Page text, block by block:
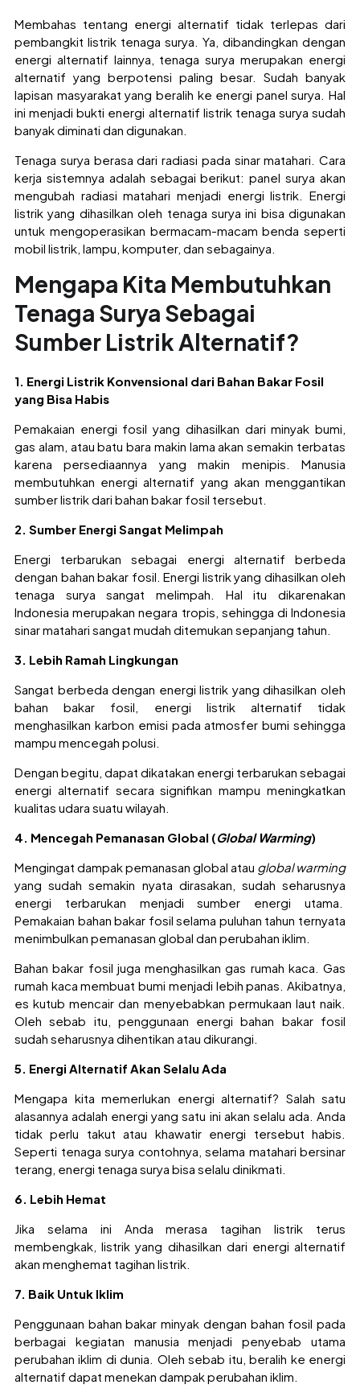
Membahas tentang energi alternatif tidak terlepas dari
pembangkit listrik tenaga surya. Ya, dibandingkan dengan
energi alternatif lainnya, tenaga surya merupakan energi
alternatif yang berpotensi paling besar. Sudah banyak
lapisan masyarakat yang beralih ke energi panel surya. Hal
ini menjadi bukti energi alternatif listrik tenaga surya sudah
banyak diminati dan digunakan.
Tenaga surya berasa dari radiasi pada sinar matahari. Cara
kerja sistemnya adalah sebagai berikut: panel surya akan
mengubah radiasi matahari menjadi energi listrik. Energi
listrik yang dihasilkan oleh tenaga surya ini bisa digunakan
untuk mengoperasikan bermacam-macam benda seperti
mobil listrik, lampu, komputer, dan sebagainya.
Mengapa Kita Membutuhkan
Tenaga Surya Sebagai
Sumber Listrik Alternatif?
1. Energi Listrik Konvensional dari Bahan Bakar Fosil
yang Bisa Habis
Pemakaian energi fosil yang dihasilkan dari minyak bumi,
gas alam, atau batu bara makin lama akan semakin terbatas
karena persediaannya yang makin menipis. Manusia
membutuhkan energi alternatif yang akan menggantikan
sumber listrik dari bahan bakar fosil tersebut.
2. Sumber Energi Sangat Melimpah
Energi terbarukan sebagai energi alternatif berbeda
dengan bahan bakar fosil. Energi listrik yang dihasilkan oleh
tenaga surya sangat melimpah. Hal itu dikarenakan
Indonesia merupakan negara tropis, sehingga di Indonesia
sinar matahari sangat mudah ditemukan sepanjang tahun.
3. Lebih Ramah Lingkungan
Sangat berbeda dengan energi listrik yang dihasilkan oleh
bahan bakar fosil, energi listrik alternatif tidak
menghasilkan karbon emisi pada atmosfer bumi sehingga
mampu mencegah polusi.
Dengan begitu, dapat dikatakan energi terbarukan sebagai
energi alternatif secara signifikan mampu meningkatkan
kualitas udara suatu wilayah.
4. Mencegah Pemanasan Global (Global Warming)
Mengingat dampak pemanasan global atau global warming
yang sudah semakin nyata dirasakan, sudah seharusnya
energi terbarukan menjadi sumber energi utama.
Pemakaian bahan bakar fosil selama puluhan tahun ternyata
menimbulkan pemanasan global dan perubahan iklim.
Bahan bakar fosil juga menghasilkan gas rumah kaca. Gas
rumah kaca membuat bumi menjadi lebih panas. Akibatnya,
es kutub mencair dan menyebabkan permukaan laut naik.
Oleh sebab itu, penggunaan energi bahan bakar fosil
sudah seharusnya dihentikan atau dikurangi.
5. Energi Alternatif Akan Selalu Ada
Mengapa kita memerlukan energi alternatif? Salah satu
alasannya adalah energi yang satu ini akan selalu ada. Anda
tidak perlu takut atau khawatir energi tersebut habis.
Seperti tenaga surya contohnya, selama matahari bersinar
terang, energi tenaga surya bisa selalu dinikmati.
6. Lebih Hemat
Jika selama ini Anda merasa tagihan listrik terus
membengkak, listrik yang dihasilkan dari energi alternatif
akan menghemat tagihan listrik.
7. Baik Untuk Iklim
Penggunaan bahan bakar minyak dengan bahan fosil pada
berbagai kegiatan manusia menjadi penyebab utama
perubahan iklim di dunia. Oleh sebab itu, beralih ke energi
alternatif dapat menekan dampak perubahan iklim.